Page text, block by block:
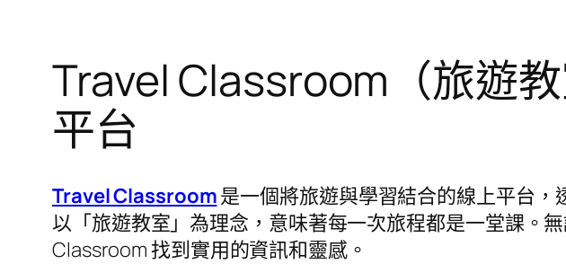
Travel Classroom（旅遊
平台
Travel Classroom是一個將旅遊與學習結合的線上平台
以「旅遊教室」為理念，意味著每一次旅程都是一堂課。
Classroom 找到實用的資訊和靈感。